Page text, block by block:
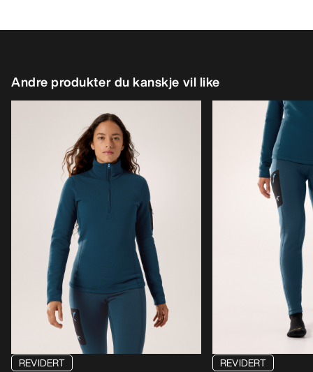
Andre produkter du kanskje vil like
REVIDERT REVIDERT